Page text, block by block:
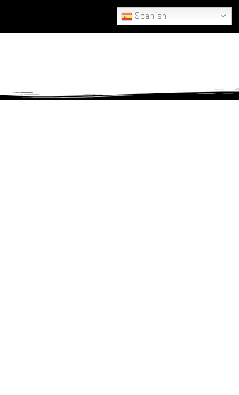
Spanish